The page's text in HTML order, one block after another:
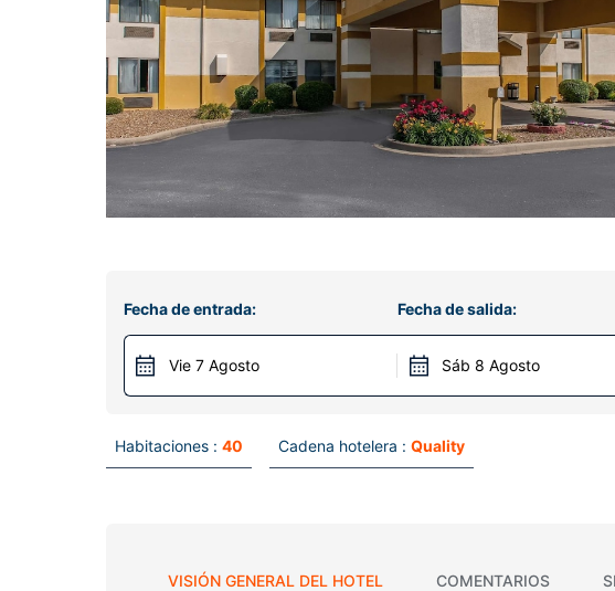
Fecha de entrada:
Vie 7 Agosto
Fecha de salida:
Sáb 8 Agosto
Habitaciones : 40 Cadena hotelera : Quality
VISIÓN GENERAL DEL HOTEL COMENTARIOS